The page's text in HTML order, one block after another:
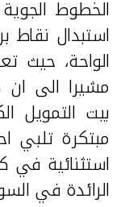
الخطوط
استبدال نقاط
مشيرا الى ان
بيت التمويل
مبتكرة تلبي
استثنائية في
الرائدة في